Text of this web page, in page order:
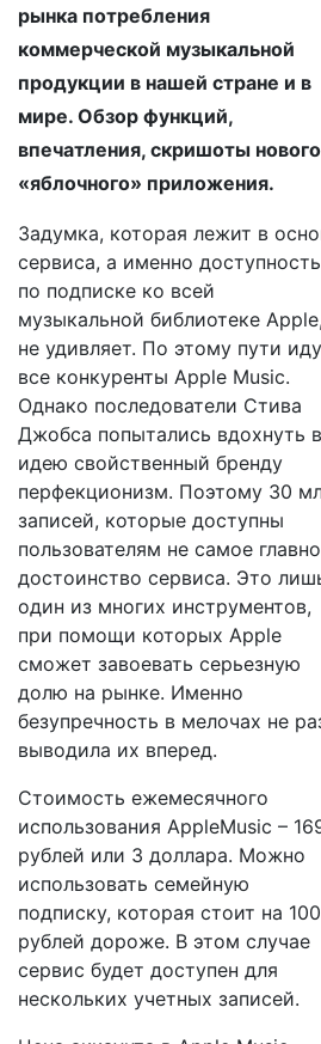
рынка потребления
коммерческой музыкальной
продукции в нашей стране и в
мире. Обзор функций,
впечатления, скришоты нового
«яблочного» приложения.
Задумка, которая лежит в
сервиса, а именно доступность
по подписке ко всей
музыкальной библиотеке Apple,
не удивляет. По этому пути
все конкуренты Apple Music.
Однако последователи Стива
Джобса попытались вдохнуть в
идею свойственный бренду
перфекционизм. Поэтому 30
записей, которые доступны
пользователям не самое
достоинство сервиса. Это
один из многих инструментов,
при помощи которых Apple
сможет завоевать серьезную
долю на рынке. Именно
безупречность в мелочах не
выводила их вперед.
Стоимость ежемесячного
использования AppleMusic –
рублей или 3 доллара. Можно
использовать семейную
подписку, которая стоит на 100
рублей дороже. В этом случае
сервис будет доступен для
нескольких учетных записей.